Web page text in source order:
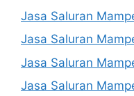
Jasa Saluran
Jasa Saluran
Jasa Saluran
Jasa Saluran